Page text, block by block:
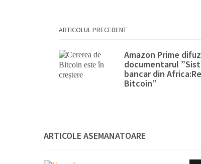
ARTICOLUL PRECEDENT
Amazon Prime
documentarul
bancar din
Bitcoin”
ARTICOLE ASEMANATOARE